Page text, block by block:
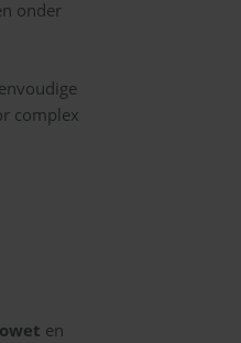
onder
complex
en